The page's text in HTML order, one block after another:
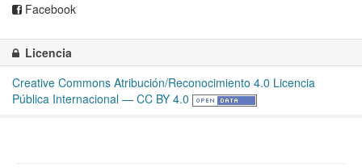
Facebook
Licencia
Creative Commons Atribución/Reconocimiento 4.0 Licencia
Pública Internacional — CC BY 4.0